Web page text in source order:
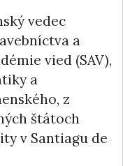
vedec
a
vied (SAV),
a
z
štátoch
v Santiagu de